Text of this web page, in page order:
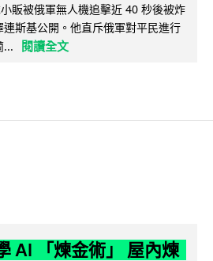
販被俄軍無人機追擊近 40 秒後被炸
斯基公開。他直斥俄軍對平民進行
...
閱讀全文
AI 「煉金術」 屋內煉